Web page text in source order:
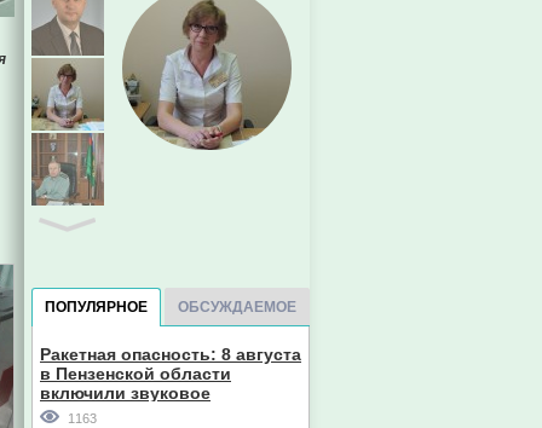
ПОПУЛЯРНОЕ ОБСУЖДАЕМОЕ
Ракетная опасность: 8 августа
в Пензенской области
включили звуковое
оповещение
1163